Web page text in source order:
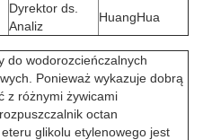
Dyrektor ds.
Analiz
HuangHua
do wodorozcieńczalnych
Ponieważ wykazuje dobrą
z różnymi żywicami
octan
glikolu etylenowego jest